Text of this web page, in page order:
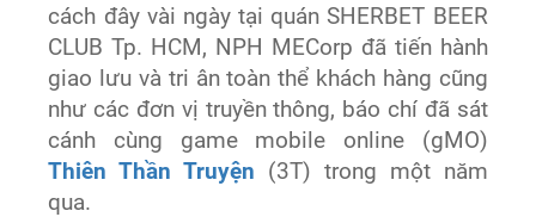
cách đây vài ngày tại quán SHERBET BEER
CLUB Tp. HCM, NPH MECorp đã tiến hành
giao lưu và tri ân toàn thể khách hàng cũng
như các đơn vị truyền thông, báo chí đã sát
cánh cùng game mobile online (gMO)
Thiên Thần Truyện (3T) trong một năm
qua.